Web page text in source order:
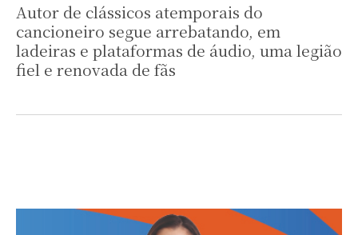
Autor de clássicos atemporais do
cancioneiro segue arrebatando, em
ladeiras e plataformas de áudio, uma legião
fiel e renovada de fãs